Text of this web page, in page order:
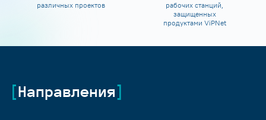
различных проектов
рабочих станций,
защищенных
продуктами ViPNet
Направления